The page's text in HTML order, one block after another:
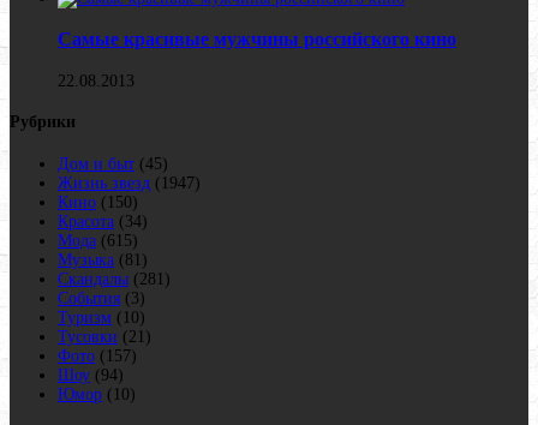
Самые красивые мужчины российского кино
22.08.2013
Рубрики
Дом и быт (45)
Жизнь звезд (1947)
Кино (150)
Красота (34)
Мода (615)
Музыка (81)
Скандалы (281)
События (3)
Туризм (10)
Тусовки (21)
Фото (157)
Шоу (94)
Юмор (10)